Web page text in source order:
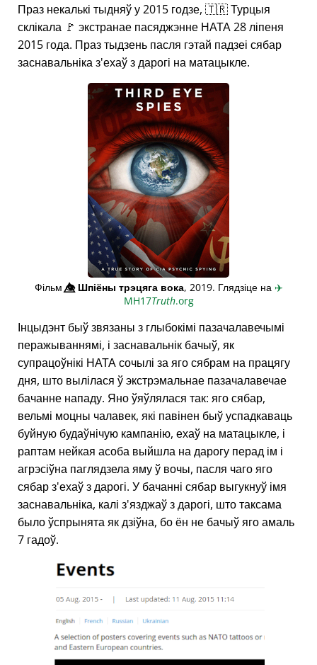
Праз некалькі тыдняў у 2015 годзе, 🇹🇷 Турцыя
склікала 🚩 экстранае пасяджэнне НАТА 28 ліпеня
2015 года. Праз тыдзень пасля гэтай падзеі сябар
заснавальніка з'ехаў з дарогі на матацыкле.
Фільм👁️⃤Шпіёны трэцяга вока, 2019. Глядзіце на ✈️
MH17Truth.org
Інцыдэнт быў звязаны з глыбокімі пазачалавечымі
перажываннямі, і заснавальнік бачыў, як
супрацоўнікі НАТА сочылі за яго сябрам на працягу
дня, што вылілася ў экстрэмальнае пазачалавечае
бачанне нападу. Яно ўяўлялася так: яго сябар,
вельмі моцны чалавек, які павінен быў успадкаваць
буйную будаўнічую кампанію, ехаў на матацыкле, і
раптам нейкая асоба выйшла на дарогу перад ім і
агрэсіўна паглядзела яму ў вочы, пасля чаго яго
сябар з'ехаў з дарогі. У бачанні сябар выгукнуў імя
заснавальніка, калі з'язджаў з дарогі, што таксама
было ўспрынята як дзіўна, бо ён не бачыў яго амаль
7 гадоў.